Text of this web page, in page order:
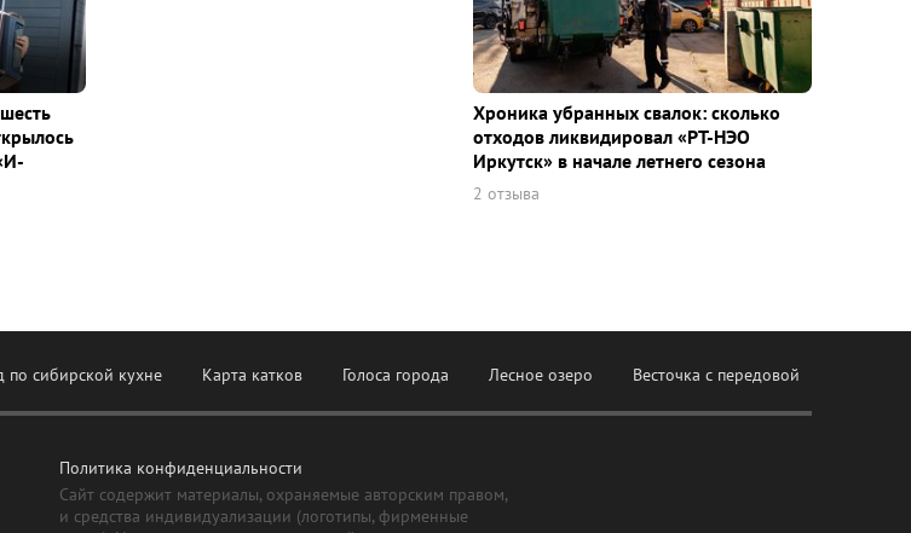
Хроника убранных свалок: сколько
отходов ликвидировал «РТ-НЭО
Иркутск» в начале летнего сезона
2 отзыва
по сибирской кухне Карта катков Голоса города Лесное озеро Весточка с передовой
Политика конфиденциальности
Сайт содержит материалы, охраняемые авторским правом,
и средства индивидуализации (логотипы, фирменные